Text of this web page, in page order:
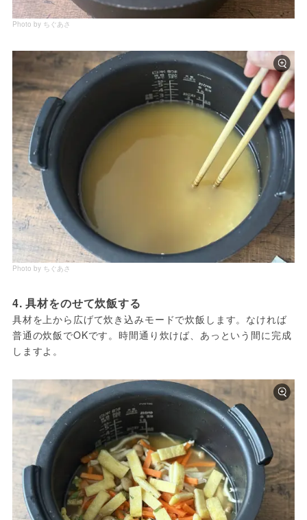
Photo by ちぐあさ
Photo by ちぐあさ
4. 具材をのせて炊飯する
具材を上から広げて炊き込みモードで炊飯します。なければ
普通の炊飯でOKです。時間通り炊けば、あっという間に完成
しますよ。